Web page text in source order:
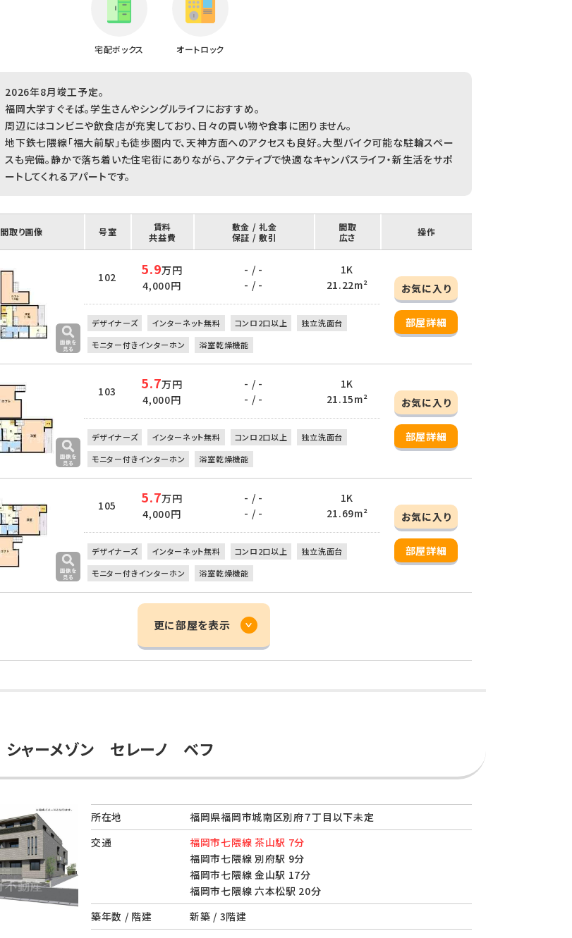
宅配ボックス オートロック
2026年8月竣工予定。
福岡大学すぐそば。学生さんやシングルライフにおすすめ。
周辺にはコンビニや飲食店が充実しており、日々の買い物や食事に困りません。
地下鉄七隈線「福大前駅」も徒歩圏内で、天神方面へのアクセスも良好。大型バイク可能な駐輪スペー
スも完備。静かで落ち着いた住宅街にありながら、アクティブで快適なキャンパスライフ・新生活をサポ
ートしてくれるアパートです。
間取り画像 号室
賃料
共益費
敷金 / 礼金
保証 / 敷引
間取
広さ
操作
102 5.9万円
4,000円
- / -
- / -
1K
21.22m²
お気に入り
部屋詳細
デザイナーズ インターネット無料 コンロ2口以上
独立洗面台
モニター付きインターホン
浴室乾燥機能
103 5.7万円
4,000円
- / -
- / -
1K
21.15m²
お気に入り
部屋詳細
デザイナーズ インターネット無料 コンロ2口以上
独立洗面台
モニター付きインターホン
浴室乾燥機能
105 5.7万円
4,000円
- / -
- / -
1K
21.69m²
お気に入り
部屋詳細
デザイナーズ インターネット無料 コンロ2口以上
独立洗面台
モニター付きインターホン
浴室乾燥機能
更に部屋を表示
シャーメゾン セレーノ ベフ
所在地
福岡県福岡市城南区別府７丁目以下未定
交通
福岡市七隈線 茶山駅 7分
福岡市七隈線 別府駅 9分
福岡市七隈線 金山駅 17分
福岡市七隈線 六本松駅 20分
築年数 / 階建
新築 / 3階建